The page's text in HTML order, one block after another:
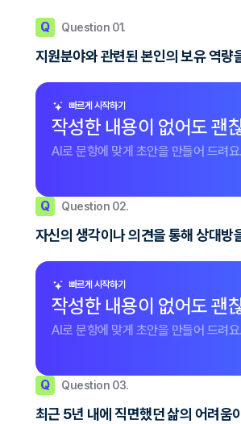
Q Question 01.
지원분야와 관련된 본인의 보유 역량
빠르게 시작하기
작성한 내용이 없어도 괜
AI로 문항에 맞게 초안을 만들어 드려요.
Q Question 02.
자신의 생각이나 의견을 통해 상대방
빠르게 시작하기
작성한 내용이 없어도 괜
AI로 문항에 맞게 초안을 만들어 드려요.
Q Question 03.
최근 5년 내에 직면했던 삶의 어려움